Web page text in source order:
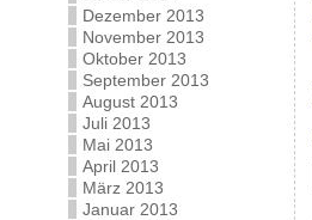
Dezember 2013
November 2013
Oktober 2013
September 2013
August 2013
Juli 2013
Mai 2013
April 2013
März 2013
Januar 2013